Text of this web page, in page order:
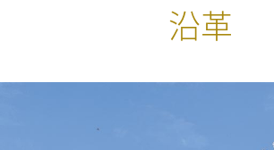
キャンパス・施設
地域経済デザインコース
経営学科の紹介
教員紹介
就職⽀援プログラム
学生生活
インタビュー
沿革